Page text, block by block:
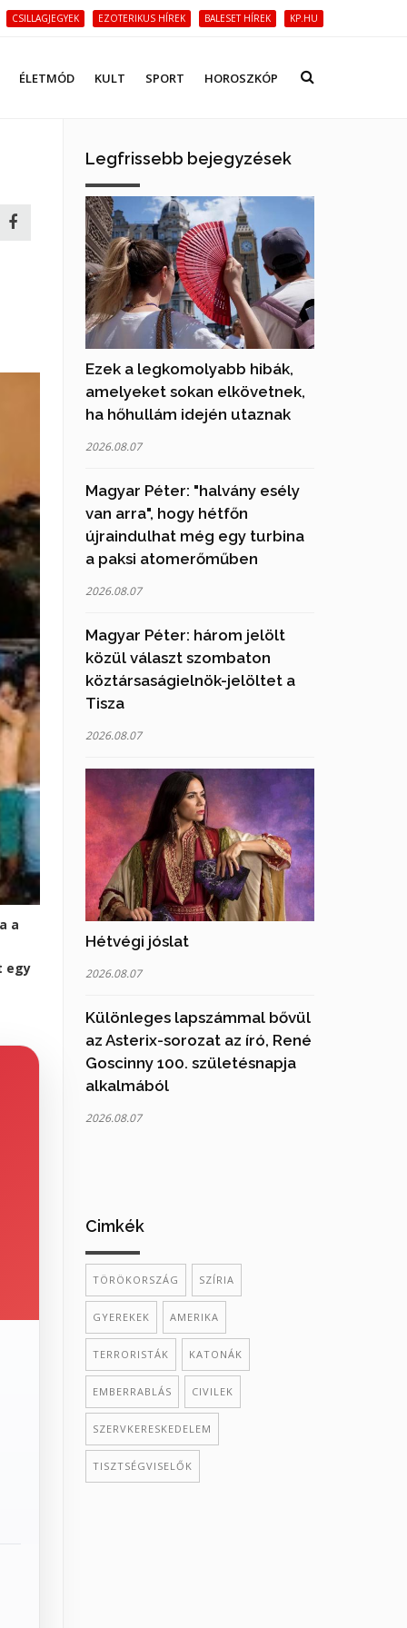
CSILLAGJEGYEK EZOTERIKUS HÍREK BALESET HÍREK KP.HU
ÉLETMÓD KULT SPORT HOROSZKÓP
a
egy
Legfrissebb bejegyzések
Ezek a legkomolyabb hibák,
amelyeket sokan elkövetnek,
ha hőhullám idején utaznak
2026.08.07
Magyar Péter: "halvány esély
van arra", hogy hétfőn
újraindulhat még egy turbina
a paksi atomerőműben
2026.08.07
Magyar Péter: három jelölt
közül választ szombaton
köztársaságielnök-jelöltet a
Tisza
2026.08.07
Hétvégi jóslat
2026.08.07
Különleges lapszámmal bővül
az Asterix-sorozat az író, René
Goscinny 100. születésnapja
alkalmából
2026.08.07
Cimkék
TÖRÖKORSZÁG SZÍRIA
GYEREKEK AMERIKA
TERRORISTÁK KATONÁK
EMBERRABLÁS CIVILEK
SZERVKERESKEDELEM
TISZTSÉGVISELŐK